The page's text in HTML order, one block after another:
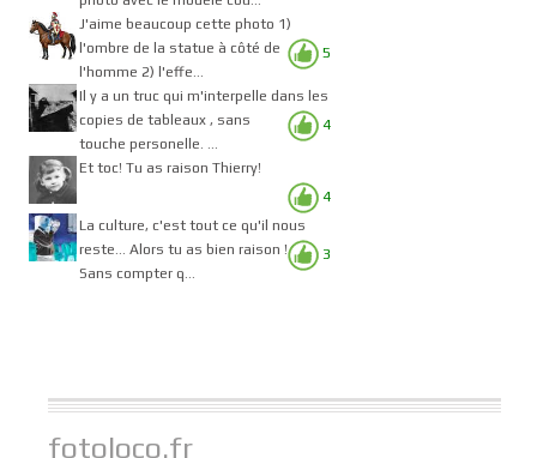
5
J'aime beaucoup cette photo 1)
l'ombre de la statue à côté de
l'homme 2) l'effe...
4
Il y a un truc qui m'interpelle dans les
copies de tableaux , sans
touche personelle. ...
4
Et toc! Tu as raison Thierry!
3
La culture, c'est tout ce qu'il nous
reste... Alors tu as bien raison !
Sans compter q...
fotoloco.fr